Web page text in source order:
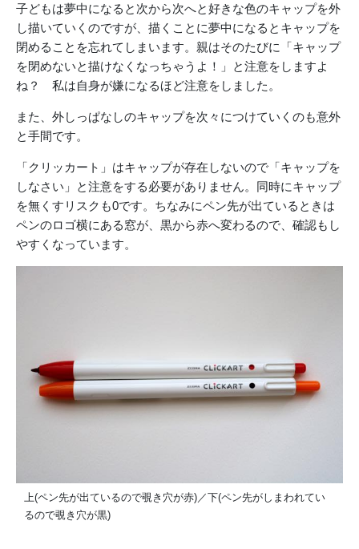
子どもは夢中になると次から次へと好きな色のキャップを外
し描いていくのですが、描くことに夢中になるとキャップを
閉めることを忘れてしまいます。親はそのたびに「キャップ
を閉めないと描けなくなっちゃうよ！」と注意をしますよ
ね？ 私は自身が嫌になるほど注意をしました。
また、外しっぱなしのキャップを次々につけていくのも意外
と手間です。
「クリッカート」はキャップが存在しないので「キャップを
しなさい」と注意をする必要がありません。同時にキャップ
を無くすリスクも0です。ちなみにペン先が出ているときは
ペンのロゴ横にある窓が、黒から赤へ変わるので、確認もし
やすくなっています。
上(ペン先が出ているので覗き穴が赤)／下(ペン先がしまわれてい
るので覗き穴が黒)